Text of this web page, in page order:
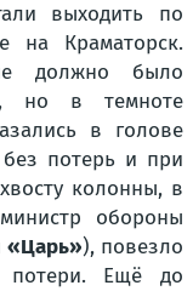
выходить по
на Краматорск.
должно было
но в темноте
в голове
потерь и при
колонны, в
обороны
«Царь»), повезло
Ещё до